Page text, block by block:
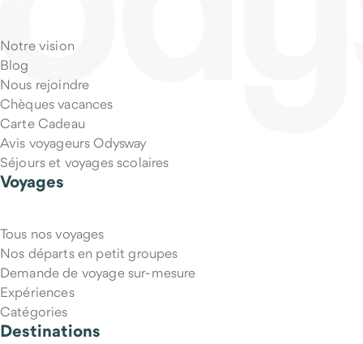
Puis-je annuler mon voyage si mes projets changent ?
Notre vision
Blog
Nous rejoindre
Chèques vacances
Carte Cadeau
Avis voyageurs Odysway
Séjours et voyages scolaires
Voyages
Tous nos voyages
Nos départs en petit groupes
Demande de voyage sur-mesure
Expériences
Catégories
Destinations